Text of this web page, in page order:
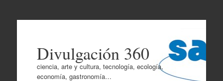
Divulgación 360
ciencia, arte y cultura, tecnología, ecología,
economía, gastronomía…